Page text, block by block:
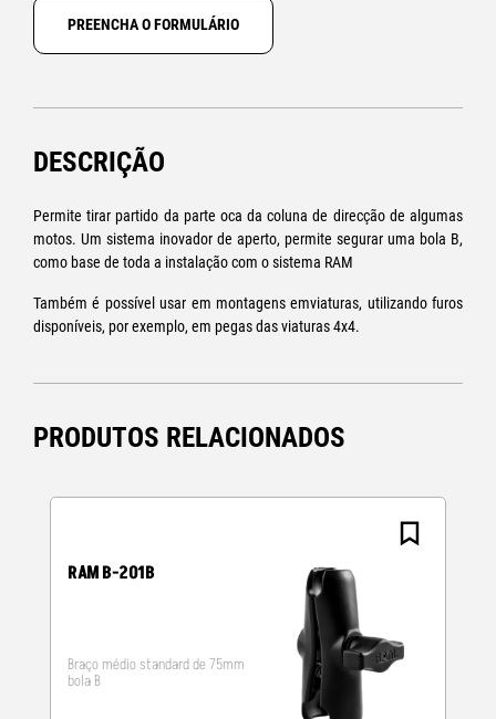
PREENCHA O FORMULÁRIO
DESCRIÇÃO
Permite tirar partido da parte oca da coluna de direcção de algumas
motos. Um sistema inovador de aperto, permite segurar uma bola B,
como base de toda a instalação com o sistema RAM
Também é possível usar em montagens emviaturas, utilizando furos
disponíveis, por exemplo, em pegas das viaturas 4x4.
PRODUTOS RELACIONADOS
RAM B-201B
Braço médio standard de 75mm
bola B